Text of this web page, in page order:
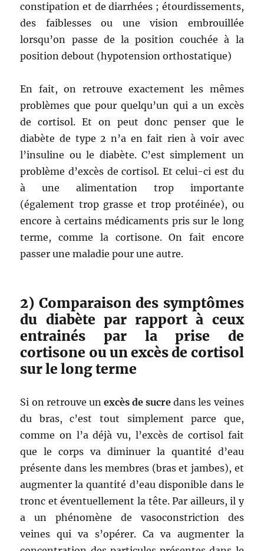
constipation et de diarrhées ; étourdissements,
des faiblesses ou une vision embrouillée
lorsqu’on passe de la position couchée à la
position debout (hypotension orthostatique)
En fait, on retrouve exactement les mêmes
problèmes que pour quelqu’un qui a un excès
de cortisol. Et on peut donc penser que le
diabète de type 2 n’a en fait rien à voir avec
l’insuline ou le diabète. C’est simplement un
problème d’excès de cortisol. Et celui-ci est du
à une alimentation trop importante
(également trop grasse et trop protéinée), ou
encore à certains médicaments pris sur le long
terme, comme la cortisone. On fait encore
passer une maladie pour une autre.
2) Comparaison des symptômes
du diabète par rapport à ceux
entrainés par la prise de
cortisone ou un excès de cortisol
sur le long terme
Si on retrouve un excès de sucre dans les veines
du bras, c’est tout simplement parce que,
comme on l’a déjà vu, l’excès de cortisol fait
que le corps va diminuer la quantité d’eau
présente dans les membres (bras et jambes), et
augmenter la quantité d’eau disponible dans le
tronc et éventuellement la tête. Par ailleurs, il y
a un phénomène de vasoconstriction des
veines qui va s’opérer. Ca va augmenter la